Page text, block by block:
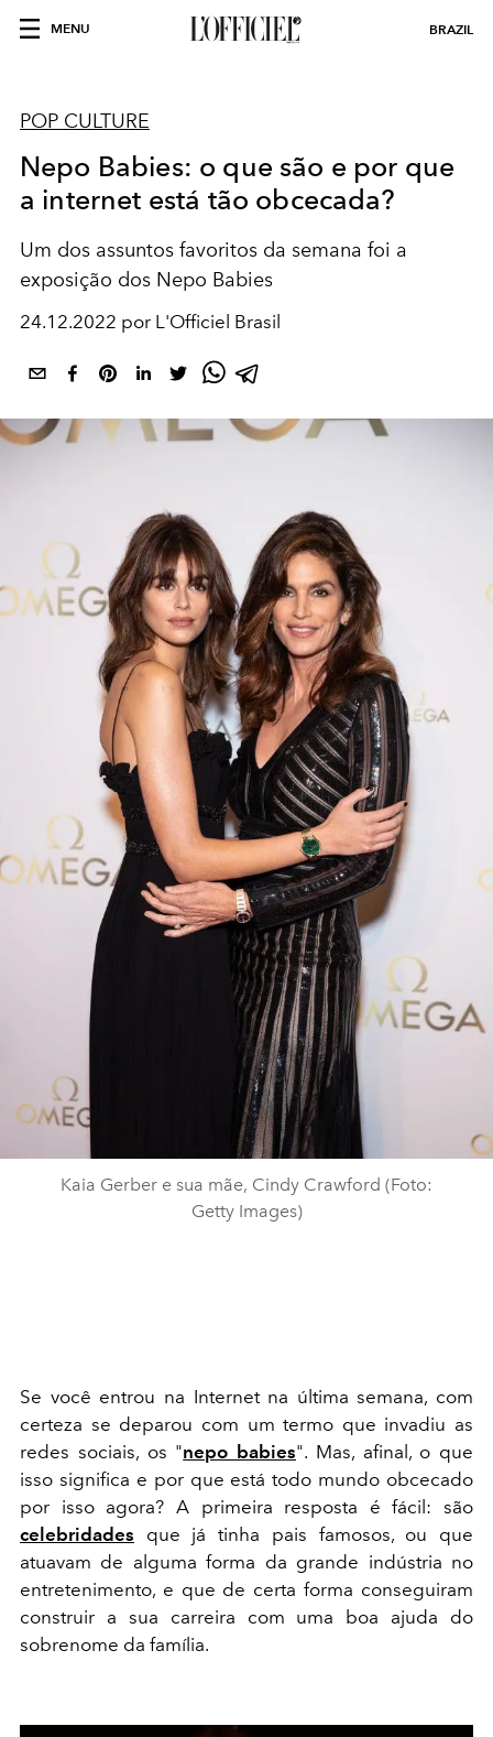
MENU BRAZIL
POP CULTURE
Nepo Babies: o que são e por que
a internet está tão obcecada?
Um dos assuntos favoritos da semana foi a
exposição dos Nepo Babies
24.12.2022 por L'Officiel Brasil
Kaia Gerber e sua mãe, Cindy Crawford (Foto:
Getty Images)
Se você entrou na Internet na última semana, com
certeza se deparou com um termo que invadiu as
redes sociais, os "nepo babies". Mas, afinal, o que
isso significa e por que está todo mundo obcecado
por isso agora? A primeira resposta é fácil: são
celebridades que já tinha pais famosos, ou que
atuavam de alguma forma da grande indústria no
entretenimento, e que de certa forma conseguiram
construir a sua carreira com uma boa ajuda do
sobrenome da família.